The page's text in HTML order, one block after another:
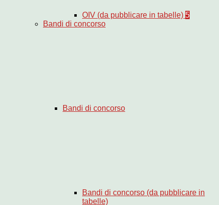
OIV (da pubblicare in tabelle) 5
Bandi di concorso
Bandi di concorso
Bandi di concorso (da pubblicare in
tabelle)